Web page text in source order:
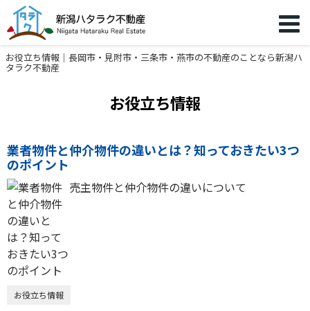
お役立ち情報｜長岡市・見附市・三条市・燕市の不動産のことなら新潟ハ
タラク不動産
お役立ち情報
業者物件と仲介物件の違いとは？知っておきたい3つ
のポイント
売主物件と仲介物件の違いについて
お役立ち情報